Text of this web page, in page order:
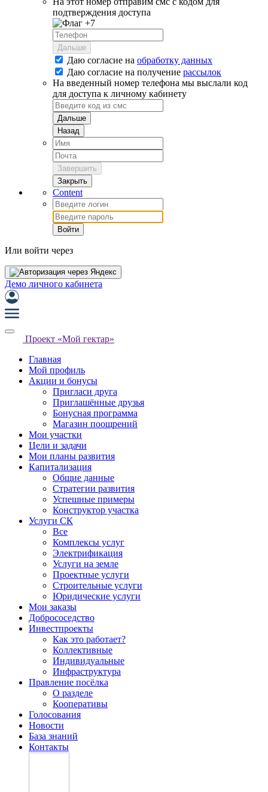
подтверждения доступа
+7
Дальше
Даю согласие на обработку данных
Даю согласие на получение рассылок
На введенный номер телефона мы выслали код
для доступа к личному кабинету
Дальше
Назад
Завершить
Закрыть
Content
Войти
Или войти через
Демо личного кабинета
Проект «Мой гектар»
Главная
Мой профиль
Акции и бонусы
Пригласи друга
Приглашённые друзья
Бонусная программа
Магазин поощрений
Мои участки
Цели и задачи
Мои планы развития
Капитализация
Общие данные
Стратегии развития
Успешные примеры
Конструктор участка
Услуги СК
Все
Комплексы услуг
Электрификация
Услуги на земле
Проектные услуги
Строительные услуги
Юридические услуги
Мои заказы
Добрососедство
Инвестпроекты
Как это работает?
Коллективные
Индивидуальные
Инфраструктура
Правление посёлка
О разделе
Кооперативы
Голосования
Новости
База знаний
Контакты